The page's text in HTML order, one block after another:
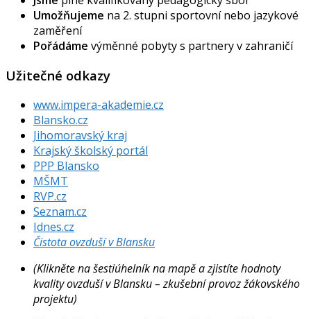
Umožňujeme na 2. stupni sportovní nebo jazykové
zaměření
Pořádáme výměnné pobyty s partnery v zahraničí
Užitečné odkazy
www.impera-akademie.cz
Blansko.cz
Jihomoravský kraj
Krajský školský portál
PPP Blansko
MŠMT
RVP.cz
Seznam.cz
Idnes.cz
Čistota ovzduší v Blansku
(Klikněte na šestiúhelník na mapě a zjistíte hodnoty
kvality ovzduší v Blansku – zkušební provoz žákovského
projektu)